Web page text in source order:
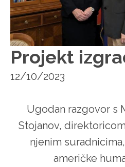
Projekt
12/10/2023
Ugodan razgovor s
Stojanov,
njenim
američke